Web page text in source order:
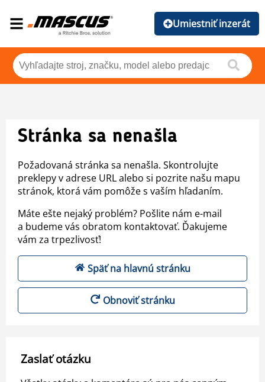
Umiestniť inzerát
Stránka sa nenašla
Požadovaná stránka sa nenašla. Skontrolujte
preklepy v adrese URL alebo si pozrite našu mapu
stránok, ktorá vám pomôže s vaším hľadaním.
Máte ešte nejaký problém? Pošlite nám e-mail
a budeme vás obratom kontaktovať. Ďakujeme
vám za trpezlivosť!
Späť na hlavnú stránku
Obnoviť stránku
Zaslať otázku